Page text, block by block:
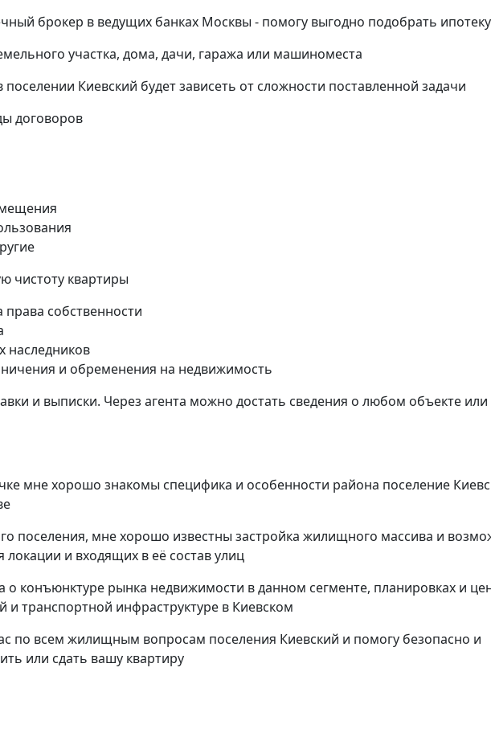
брокер в ведущих банках Москвы - помогу выгодно подобрать ипотеку
участка, дома, дачи, гаража или машиноместа
поселении Киевский будет зависеть от сложности поставленной задачи
договоров
чистоту квартиры
права собственности
наследников
и обременения на недвижимость
и выписки. Через агента можно достать сведения о любом объекте или
мне хорошо знакомы специфика и особенности района поселение
поселения, мне хорошо известны застройка жилищного массива и
локации и входящих в её состав улиц
о конъюнктуре рынка недвижимости в данном сегменте, планировках и
и транспортной инфраструктуре в Киевском
по всем жилищным вопросам поселения Киевский и помогу безопасно и
или сдать вашу квартиру